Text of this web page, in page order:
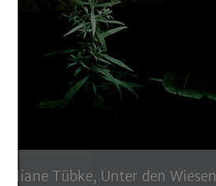
Juliane Tübke, Unter den Wiesen